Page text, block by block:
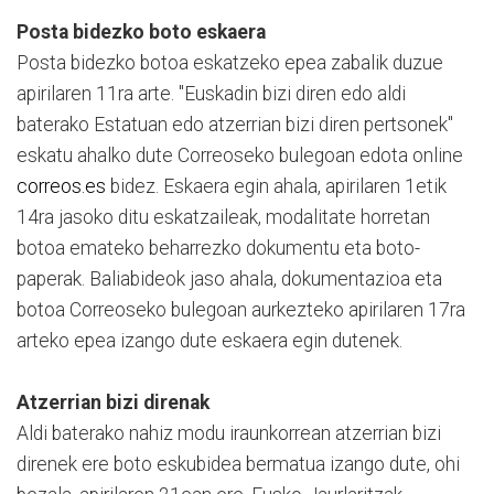
Posta bidezko boto eskaera
Posta bidezko botoa eskatzeko epea zabalik duzue
apirilaren 11ra arte. "Euskadin bizi diren edo aldi
baterako Estatuan edo atzerrian bizi diren pertsonek"
eskatu ahalko dute Correoseko bulegoan edota online
correos.es bidez. Eskaera egin ahala, apirilaren 1etik
14ra jasoko ditu eskatzaileak, modalitate horretan
botoa emateko beharrezko dokumentu eta boto-
paperak. Baliabideok jaso ahala, dokumentazioa eta
botoa Correoseko bulegoan aurkezteko apirilaren 17ra
arteko epea izango dute eskaera egin dutenek.
Atzerrian bizi direnak
Aldi baterako nahiz modu iraunkorrean atzerrian bizi
direnek ere boto eskubidea bermatua izango dute, ohi